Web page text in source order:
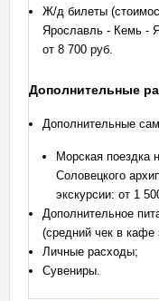
Ж/д билеты
Ярославль - Кемь -
от 8 700 руб.
Дополнительные
Дополнительные
Морская поездка
Соловецкого
экскурсии: от 1
Дополнительное
(средний чек в кафе
Личные расходы;
Сувениры.